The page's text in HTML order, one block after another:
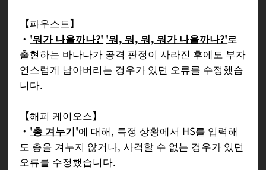
【파우스트】
・ '뭐가 나올까나?' '뭐, 뭐, 뭐, 뭐가 나올까나?'로
출현하는 바나나가 공격 판정이 사라진 후에도 부자
연스럽게 남아버리는 경우가 있던 오류를 수정했습
니다.
【해피 케이오스】
・ '총 겨누기'에 대해, 특정 상황에서 HS를 입력해
도 총을 겨누지 않거나, 사격할 수 없는 경우가 있던
오류를 수정했습니다.